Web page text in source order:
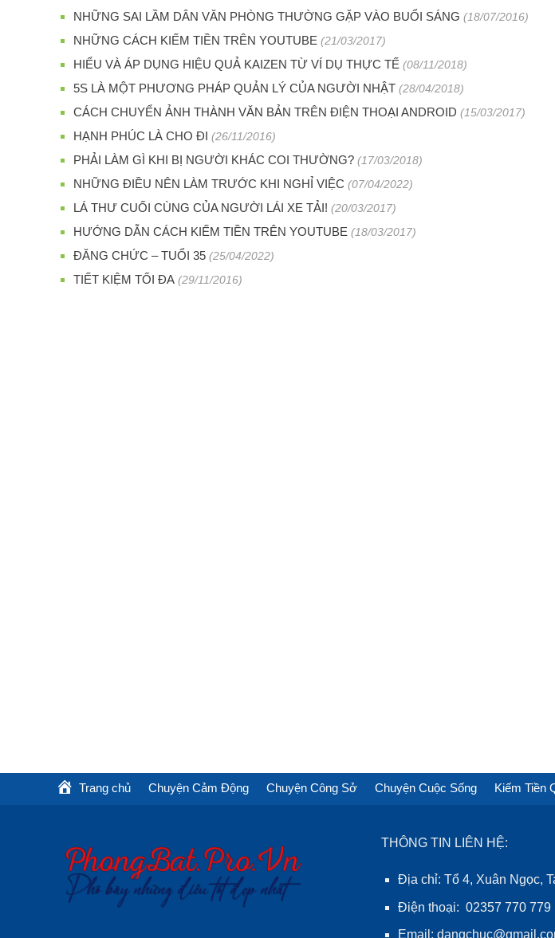
NHỮNG SAI LẦM DÂN VĂN PHÒNG THƯỜNG GẶP VÀO BUỔI SÁNG (18/07/2016)
NHỮNG CÁCH KIẾM TIỀN TRÊN YOUTUBE (21/03/2017)
HIỂU VÀ ÁP DỤNG HIỆU QUẢ KAIZEN TỪ VÍ DỤ THỰC TẾ (08/11/2018)
5S LÀ MỘT PHƯƠNG PHÁP QUẢN LÝ CỦA NGƯỜI NHẬT (28/04/2018)
CÁCH CHUYỂN ẢNH THÀNH VĂN BẢN TRÊN ĐIỆN THOẠI ANDROID (15/03/2017)
HẠNH PHÚC LÀ CHO ĐI (26/11/2016)
PHẢI LÀM GÌ KHI BỊ NGƯỜI KHÁC COI THƯỜNG? (17/03/2018)
NHỮNG ĐIỀU NÊN LÀM TRƯỚC KHI NGHỈ VIỆC (07/04/2022)
LÁ THƯ CUỐI CÙNG CỦA NGƯỜI LÁI XE TẢI! (20/03/2017)
HƯỚNG DẪN CÁCH KIẾM TIỀN TRÊN YOUTUBE (18/03/2017)
ĐĂNG CHỨC – TUỔI 35 (25/04/2022)
TIẾT KIỆM TỐI ĐA (29/11/2016)
Trang chủ Chuyện Cảm Động Chuyện Công Sở Chuyện Cuộc Sống Kiếm Tiền
THÔNG TIN LIÊN HỆ:
Địa chỉ: Tổ 4, Xuân Ngọc,
Điện thoại: 02357 770 779
Email: